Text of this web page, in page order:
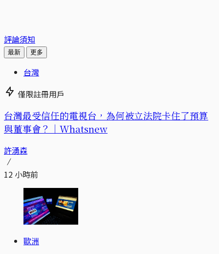
評論須知
最新 更多
台灣
僅限註冊用戶
台灣最受信任的電視台，為何被立法院卡住了預算
與董事會？｜Whatsnew
許湧森
12 小時前
歐洲